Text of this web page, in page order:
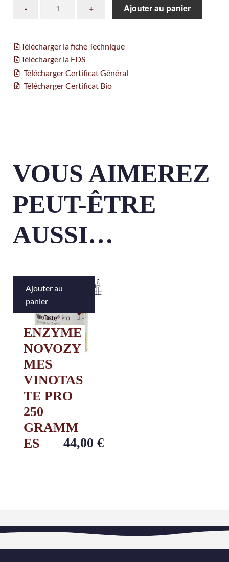
Ajouter au panier
Télécharger la fiche Technique
Télécharger la FDS
Télécharger Certificat Général
Télécharger Certificat Bio
VOUS AIMEREZ
PEUT-ÊTRE
AUSSI…
ENZYME
NOVOZY
MES
VINOTAS
TE PRO
250
GRAMM
ES
44,00 €
Ajouter au
panier